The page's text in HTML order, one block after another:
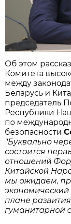
Об этом
Комитета
между
Беларусь и
председатель
Республики
по
безопасности
"Буквально
состоится
отношений
Китайской
мы ожидаем,
экономический
плане
гуманитарной